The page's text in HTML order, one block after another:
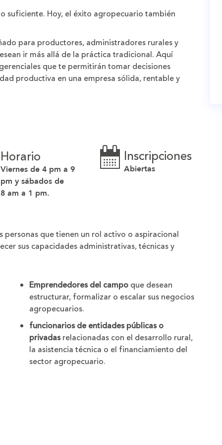
suficiente. Hoy, el éxito agropecuario también
para productores, administradores rurales y
ir más allá de la práctica tradicional. Aquí
que te permitirán tomar decisiones
productiva en una empresa sólida, rentable y
Horario
Viernes de 4 pm a 9
pm y sábados de
8 am a 1 pm.
Inscripciones
Abiertas
que tienen un rol activo o aspiracional
sus capacidades administrativas, técnicas y
Emprendedores del campo que desean
estructurar, formalizar o escalar sus negocios
agropecuarios.
funcionarios de entidades públicas o
privadas relacionadas con el desarrollo rural,
la asistencia técnica o el financiamiento del
sector agropecuario.